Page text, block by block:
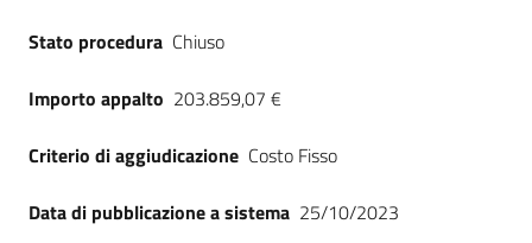
Stato procedura Chiuso
Importo appalto 203.859,07 €
Criterio di aggiudicazione Costo Fisso
Data di pubblicazione a sistema 25/10/2023